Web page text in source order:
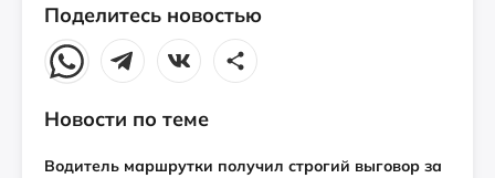
Поделитесь новостью
Новости по теме
Водитель маршрутки получил строгий выговор за